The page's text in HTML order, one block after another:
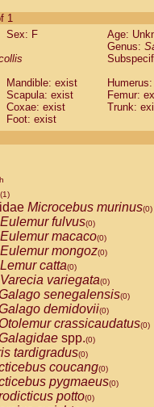
labiatus(0)
leucopus (0)
mystax
nigricollis (1)
oedipus
weddelli
spp.
capucinus
nigrivittatus
spp.(0)
boliviensis(0)
sciureus(0)
caraya(0)
fusca(0)
seniculus(0)
spp.(0)
belzebuth(0)
geoffroyi(0)
paniscus(0)
spp.(0)
lagothricha(0)
lagothricha cana
Cacajao calvus
1
Sex: F
Age:
Genus:
Mandible: exist
Scapula: exist
Femur:
Coxae: exist
Trunk:
Foot: exist
(1)
Microcebus murinus(0)
Eulemur fulvus(0)
Eulemur macaco(0)
Eulemur mongoz(0)
Lemur catta(0)
Varecia variegata(0)
senegalensis(0)
demidovii(0)
Otolemur crassicaudatus(0)
spp.(0)
tardigradus(0)
coucang(0)
pygmaeus(0)
potto(0)